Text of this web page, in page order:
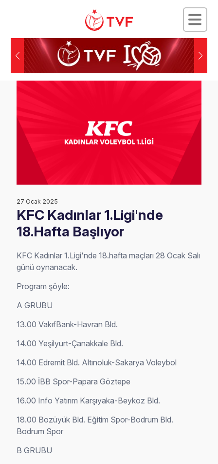
27 Ocak 2025
KFC Kadınlar 1.Ligi'nde
18.Hafta Başlıyor
KFC Kadınlar 1.Ligi'nde 18.hafta maçları 28 Ocak Salı
günü oynanacak.
Program şöyle:
A GRUBU
13.00 VakıfBank-Havran Bld.
14.00 Yeşilyurt-Çanakkale Bld.
14.00 Edremit Bld. Altınoluk-Sakarya Voleybol
15.00 İBB Spor-Papara Göztepe
16.00 Info Yatırım Karşıyaka-Beykoz Bld.
18.00 Bozüyük Bld. Eğitim Spor-Bodrum Bld.
Bodrum Spor
B GRUBU